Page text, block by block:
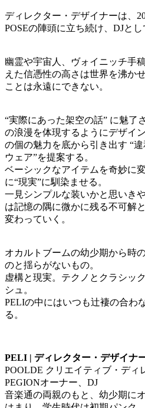
ディレクター・デザイナーは、
POSEの陣頭に立ち続け、DJとし
幽霊や宇宙人、ヴォイニッチ手
えた信憑性の高さは世界を沸か
ことは永遠にできない。
“実際にあった架空の話” に魅了
の浪漫を体現するようにデザイ
の個の魅力を底から引き出す “
ウェア”を提案する。
ベーシックなアイテムを奇妙に
に“現実”に馴染ませる。
一見シンプルな装いかと思いき
は記憶の隅に微かに残る不可解
変わっていく。
オカルトブームの幼少期から時
のと揺らがないもの。
虚構と現実。テクノとクラシッ
シュ。
PELIの中にはいつも辻褄の合わ
る。
PELI | ディレクター・デザイナ
POOLDE クリエイティブ・ディ
PEGIONオーナー、DJ
音楽通の両親のもと、幼少期に